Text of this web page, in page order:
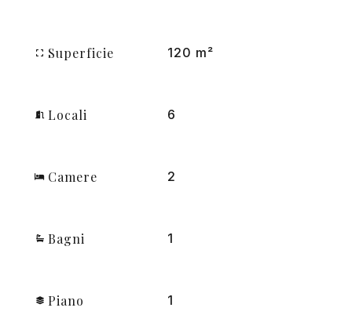
Superficie 120 m²
Locali 6
Camere 2
Bagni 1
Piano 1